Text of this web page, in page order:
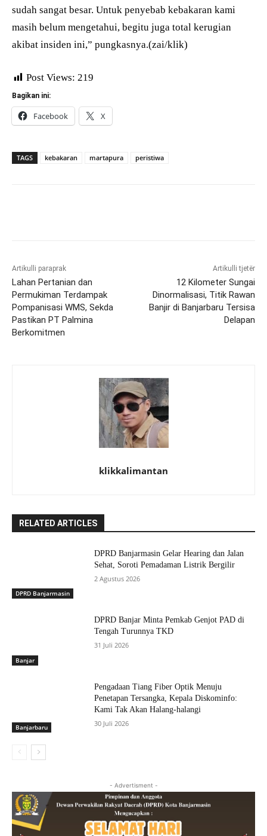
sudah sangat besar. Untuk penyebab kebakaran kami
masih belum mengetahui, begitu juga total kerugian
akibat insiden ini,” pungkasnya.(zai/klik)
Post Views: 219
Bagikan ini:
Facebook X
TAGS kebakaran martapura peristiwa
Artikulli paraprak
Lahan Pertanian dan
Permukiman Terdampak
Pompanisasi WMS, Sekda
Pastikan PT Palmina
Berkomitmen
Artikulli tjetër
12 Kilometer Sungai
Dinormalisasi, Titik Rawan
Banjir di Banjarbaru Tersisa
Delapan
klikkalimantan
RELATED ARTICLES
DPRD Banjarmasin
DPRD Banjarmasin Gelar Hearing dan Jalan
Sehat, Soroti Pemadaman Listrik Bergilir
2 Agustus 2026
Banjar
DPRD Banjar Minta Pemkab Genjot PAD di
Tengah Turunnya TKD
31 Juli 2026
Banjarbaru
Pengadaan Tiang Fiber Optik Menuju
Penetapan Tersangka, Kepala Diskominfo:
Kami Tak Akan Halang-halangi
30 Juli 2026
- Advertisment -